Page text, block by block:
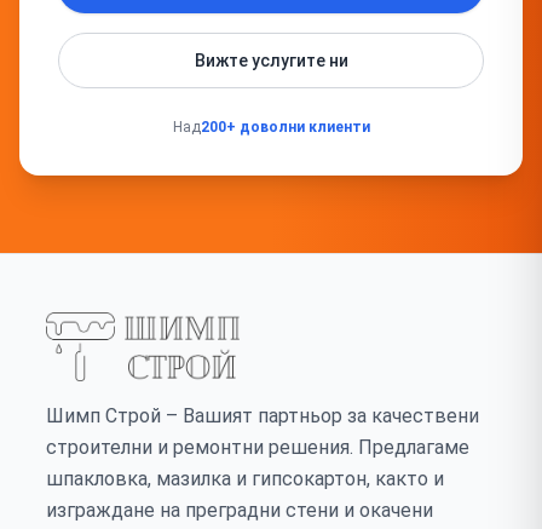
Вижте услугите ни
Над200+ доволни клиенти
Шимп Строй – Вашият партньор за качествени
строителни и ремонтни решения. Предлагаме
шпакловка, мазилка и гипсокартон, както и
изграждане на преградни стени и окачени